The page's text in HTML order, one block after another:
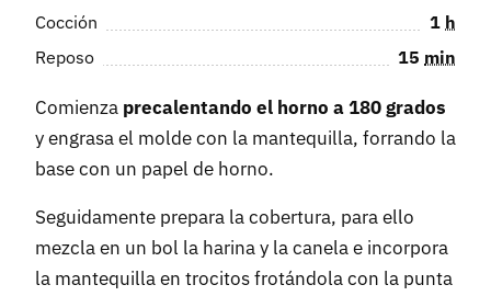
Cocción
1 h
Reposo
15 min
Comienza precalentando el horno a 180 grados
y engrasa el molde con la mantequilla, forrando la
base con un papel de horno.
Seguidamente prepara la cobertura, para ello
mezcla en un bol la harina y la canela e incorpora
la mantequilla en trocitos frotándola con la punta